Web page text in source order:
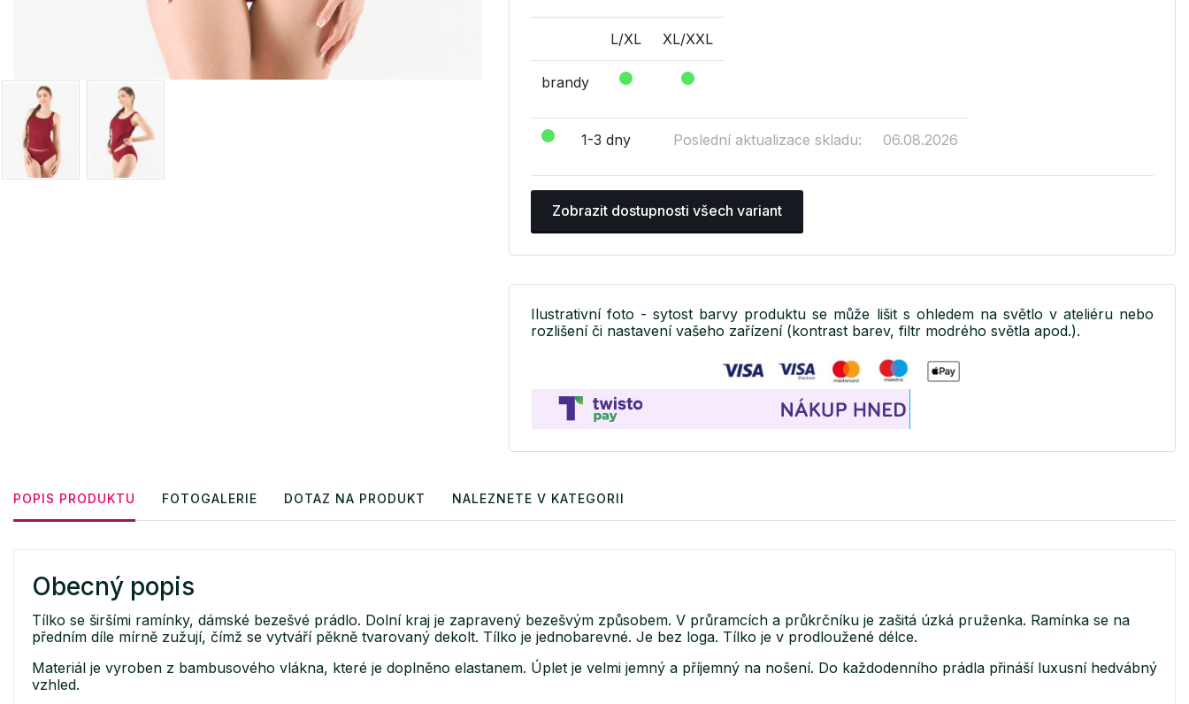
L/XL XL/XXL
brandy
1-3 dny Poslední aktualizace skladu: 06.08.2026
Zobrazit dostupnosti všech variant
Ilustrativní foto - sytost barvy produktu se může lišit s ohledem na světlo v ateliéru nebo
rozlišení či nastavení vašeho zařízení (kontrast barev, filtr modrého světla apod.).
POPIS PRODUKTU FOTOGALERIE DOTAZ NA PRODUKT NALEZNETE V KATEGORII
Obecný popis
Tílko se širšími ramínky, dámské bezešvé prádlo. Dolní kraj je zapravený bezešvým způsobem. V průramcích a průkrčníku je zašitá úzká pruženka. Ramínka se na
předním díle mírně zužují, čímž se vytváří pěkně tvarovaný dekolt. Tílko je jednobarevné. Je bez loga. Tílko je v prodloužené délce.
Materiál je vyroben z bambusového vlákna, které je doplněno elastanem. Úplet je velmi jemný a příjemný na nošení. Do každodenního prádla přináší luxusní hedvábný
vzhled.